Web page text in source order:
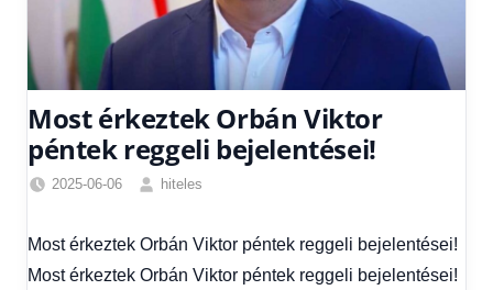
Most érkeztek Orbán Viktor
péntek reggeli bejelentései!
2025-06-06
hiteles
Hírek ,
Hírek
Most érkeztek Orbán Viktor péntek reggeli bejelentései!
Most érkeztek Orbán Viktor péntek reggeli bejelentései!